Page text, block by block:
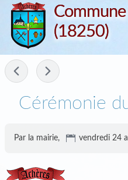
(18250)
Cérémonie
Par la mairie, vendredi 24